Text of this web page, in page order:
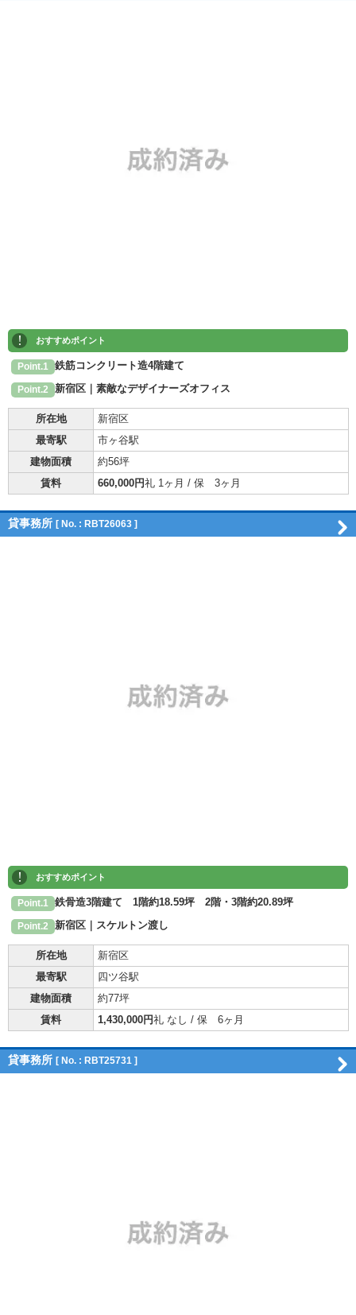
! おすすめポイント
Point.1 鉄筋コンクリート造4階建て
Point.2 新宿区｜素敵なデザイナーズオフィス
所在地
新宿区
最寄駅
市ヶ谷駅
建物面積
約56坪
賃料
660,000円礼 1ヶ月 / 保 3ヶ月
貸事務所 [ No. : RBT26063 ]
! おすすめポイント
Point.1 鉄骨造3階建て 1階約18.59坪 2階・3階約20.89坪
Point.2 新宿区｜スケルトン渡し
所在地
新宿区
最寄駅
四ツ谷駅
建物面積
約77坪
賃料
1,430,000円礼 なし / 保 6ヶ月
貸事務所 [ No. : RBT25731 ]